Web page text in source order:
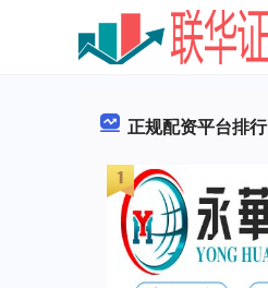
正规配资平台排行